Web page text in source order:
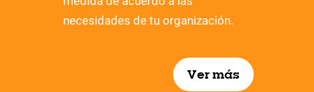
necesidades de tu organización.
Ver más